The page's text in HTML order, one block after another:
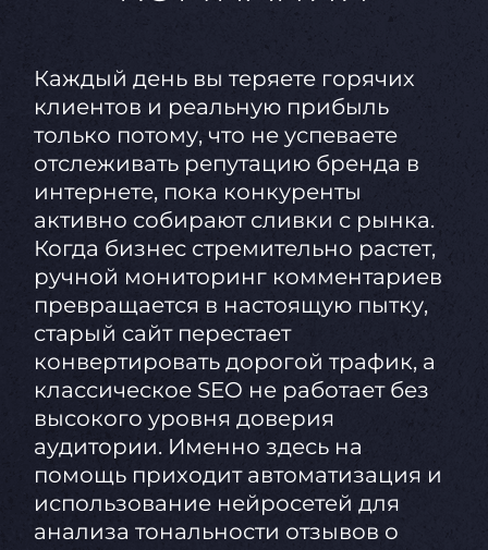
Каждый день вы теряете горячих
клиентов и реальную прибыль
только потому, что не успеваете
отслеживать репутацию бренда в
интернете, пока конкуренты
активно собирают сливки с рынка.
Когда бизнес стремительно растет,
ручной мониторинг комментариев
превращается в настоящую пытку,
старый сайт перестает
конвертировать дорогой трафик, а
классическое SEO не работает без
высокого уровня доверия
аудитории. Именно здесь на
помощь приходит автоматизация и
использование нейросетей для
анализа тональности отзывов о